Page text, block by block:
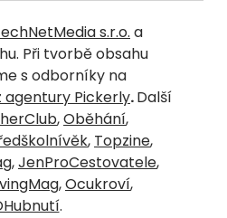
s.r.o. a
Při tvorbě obsahu
s odborníky na
Pickerly.Další
,Oběhání,
, Topzine,
,JenProCestovatele,
,Ocukroví,
.